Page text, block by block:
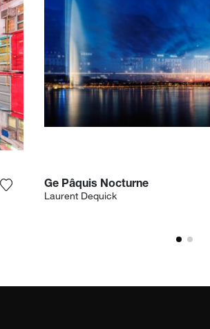
Aggiungi la fotografia alla mia lista dei
Ge Pâquis Nocturne
Laurent Dequick